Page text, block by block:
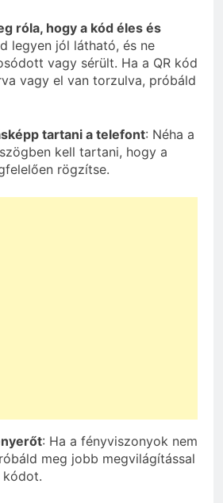
róla, hogy a kód éles és
legyen jól látható, és ne
vagy sérült. Ha a QR kód
vagy el van torzulva, próbáld
tartani a telefont: Néha a
kell tartani, hogy a
rögzítse.
: Ha a fényviszonyok nem
meg jobb megvilágítással
kódot.